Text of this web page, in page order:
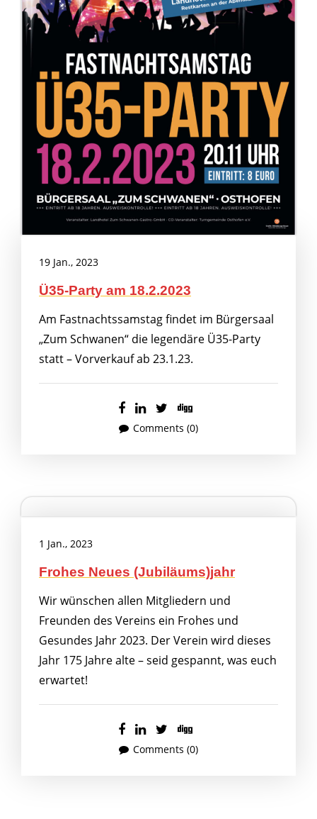
19 Jan., 2023
Ü35-Party am 18.2.2023
Am Fastnachtssamstag findet im Bürgersaal
„Zum Schwanen“ die legendäre Ü35-Party
statt – Vorverkauf ab 23.1.23.
Comments (0)
1 Jan., 2023
Frohes Neues (Jubiläums)jahr
Wir wünschen allen Mitgliedern und
Freunden des Vereins ein Frohes und
Gesundes Jahr 2023. Der Verein wird dieses
Jahr 175 Jahre alte – seid gespannt, was euch
erwartet!
Comments (0)